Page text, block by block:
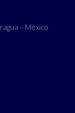
– México